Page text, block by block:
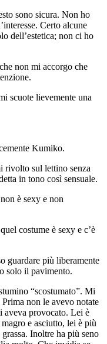
sono sicura. Non ho
Certo alcune
dell’estetica; non ci ho
non mi accorgo che
scuote lievemente una
Kumiko.
rivolto sul lettino senza
in tono così sensuale.
è sexy e non
costume è sexy e c’è
guardare più liberamente
solo il pavimento.
“scostumato”. Mi
non le avevo notate
aveva provocato. Lei è
e asciutto, lei è più
Inoltre ha più seno